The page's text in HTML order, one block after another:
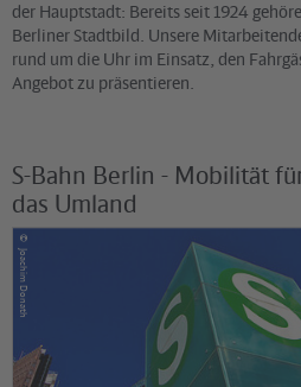
der Hauptstadt: Bereits seit 1924
Berliner Stadtbild. Unsere
rund um die Uhr im Einsatz, den
Angebot zu präsentieren.
S-Bahn Berlin - Mobilität
das Umland
©
Joachim Donath